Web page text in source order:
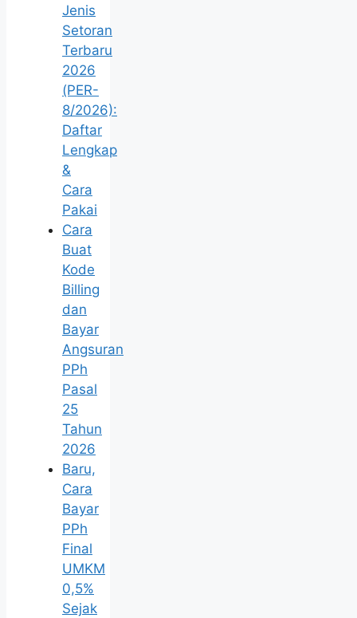
Jenis
Setoran
Terbaru
2026
(PER-
8/2026):
Daftar
Lengkap
&
Cara
Pakai
Cara
Buat
Kode
Billing
dan
Bayar
Angsuran
PPh
Pasal
25
Tahun
2026
Baru,
Cara
Bayar
PPh
Final
UMKM
0,5%
Sejak